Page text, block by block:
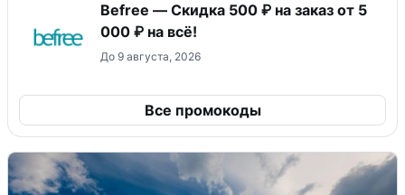
Befree — Скидка 500 ₽ на заказ от 5
000 ₽ на всё!
До 9 августа, 2026
Все промокоды